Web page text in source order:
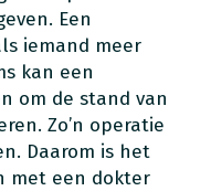
Een
iemand meer
kan een
om de stand van
Zo’n operatie
Daarom is het
met een dokter